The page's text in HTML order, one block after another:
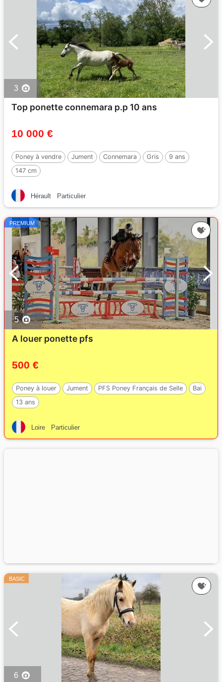
3
Top ponette connemara p.p 10 ans
10 000 €
Poney à vendre Jument Connemara Gris
9 ans
147 cm
Hérault Particulier
PREMIUM
5
A louer ponette pfs
500 €
Poney à louer Jument PFS Poney Français de Selle
Bai
13 ans
Loire Particulier
BASIC
6